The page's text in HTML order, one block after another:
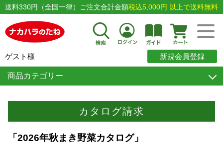
送料330円（全国一律）ご注文合計金額税込5,000円 以上で送料無料
ゲスト様 新規会員登録
商品カテゴリー
カタログ請求
「2026年秋まき野菜カタログ」